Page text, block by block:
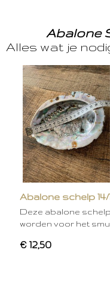
Abalone
Alles wat je
Abalone schelp 14/
Deze abalone
worden voor het
€ 12,50